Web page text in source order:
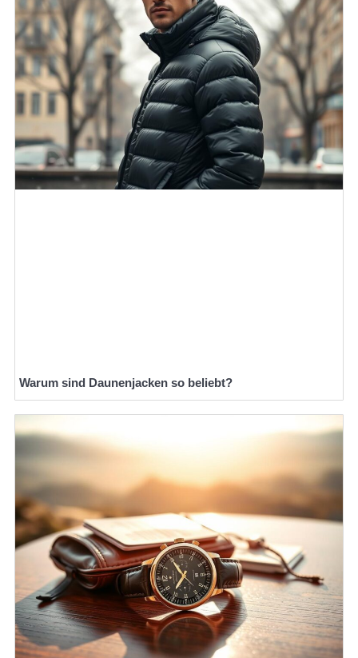
Warum sind Daunenjacken so beliebt?